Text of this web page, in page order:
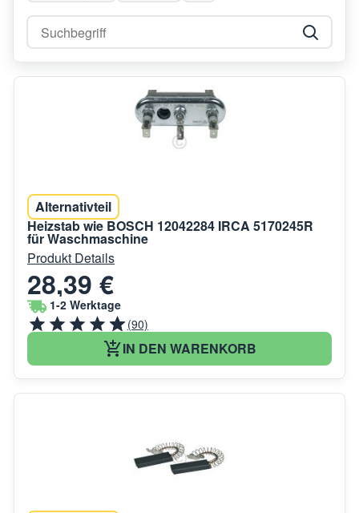
Alternativteil
Heizstab wie BOSCH 12042284 IRCA 5170245R
für Waschmaschine
Produkt Details
28,39 €
1-2 Werktage
(90)
IN DEN WARENKORB